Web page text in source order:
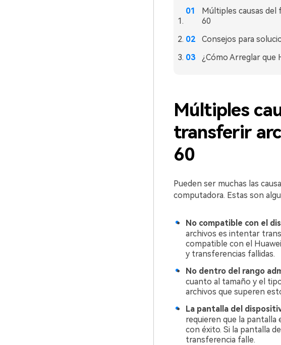
Múltiples causas
60
Consejos para
¿Cómo Arreglar que
Múltiples
transferir
60
Pueden ser muchas las
computadora. Estas son
No compatible con el
archivos es intentar
compatible con el
y transferencias fallidas.
No dentro del rango
cuanto al tamaño y el
archivos que superen
La pantalla del
requieren que la pantalla
con éxito. Si la pantalla
transferencia falle.